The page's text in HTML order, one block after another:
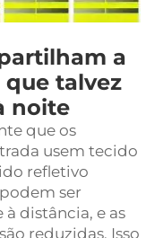
a
que talvez
noite
que os
usem tecido
refletivo
ser
distância, e as
reduzidas. Isso